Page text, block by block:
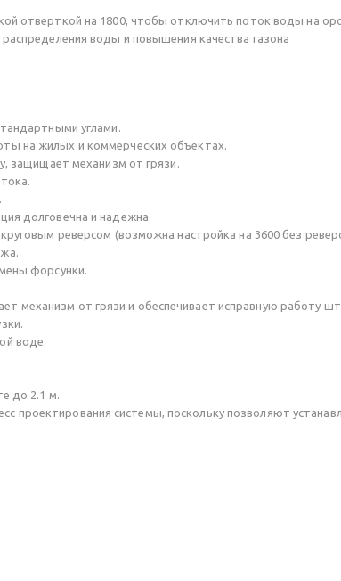
отверткой на 1800, чтобы отключить поток воды на
воды и повышения качества газона
углами.
на жилых и коммерческих объектах.
защищает механизм от грязи.
долговечна и надежна.
реверсом (возможна настройка на 3600 без
форсунки.
механизм от грязи и обеспечивает исправную работу
воде.
до 2.1 м.
проектирования системы, поскольку позволяют